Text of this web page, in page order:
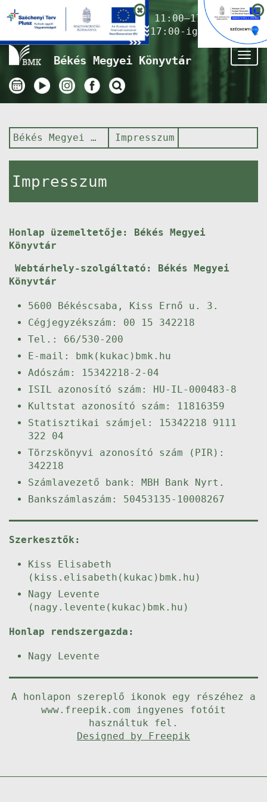
Nyitvatartás ma:11:00–17:00
(Gyermekkönyvtár 17:00-ig)
Békés Megyei Könyvtár
Békés Megyei Könyvtár Impresszum
Impresszum
Honlap üzemeltetője: Békés Megyei
Könyvtár
Webtárhely-szolgáltató: Békés Megyei
Könyvtár
5600 Békéscsaba, Kiss Ernő u. 3.
Cégjegyzékszám: 00 15 342218
Tel.: 66/530-200
E-mail: bmk(kukac)bmk.hu
Adószám: 15342218-2-04
ISIL azonosító szám: HU-IL-000483-8
Kultstat azonosító szám: 11816359
Statisztikai számjel: 15342218 9111
322 04
Törzskönyvi azonosító szám (PIR):
342218
Számlavezető bank: MBH Bank Nyrt.
Bankszámlaszám: 50453135-10008267
Szerkesztők:
Kiss Elisabeth
(kiss.elisabeth(kukac)bmk.hu)
Nagy Levente
(nagy.levente(kukac)bmk.hu)
Honlap rendszergazda:
Nagy Levente
A honlapon szereplő ikonok egy részéhez a
www.freepik.com ingyenes fotóit
használtuk fel.
Designed by Freepik